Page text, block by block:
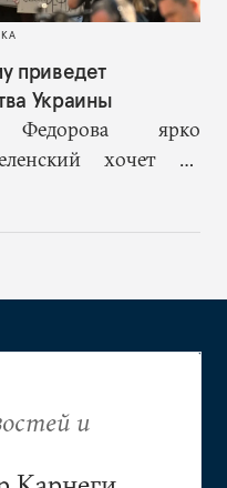
приведет
Украины
ярко
хочет от
продолжить
и